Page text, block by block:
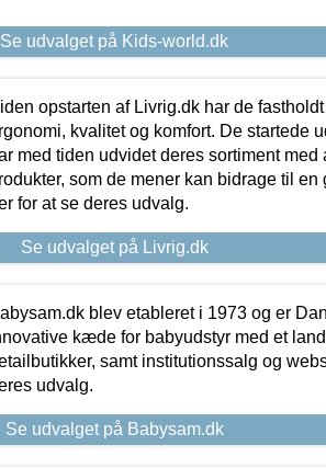
Se udvalget på Kids-world.dk
opstarten af Livrig.dk har de
kvalitet og komfort. De startede
med tiden udvidet deres sortiment
som de mener kan bidrage til en
for at se deres udvalg.
Se udvalget på Livrig.dk
blev etableret i 1973 og er
kæde for babyudstyr med et
samt institutionssalg og
udvalg.
Se udvalget på Babysam.dk